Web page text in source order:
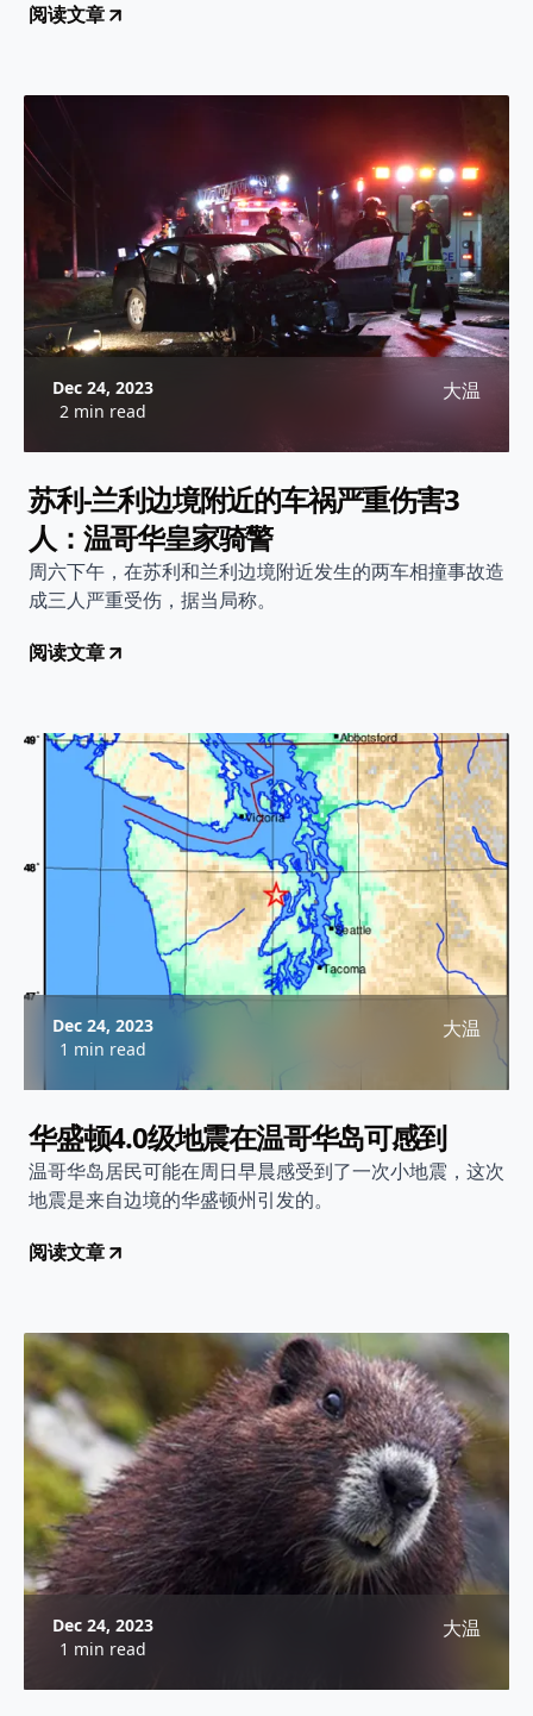
阅读文章
Dec 24, 2023
2 min read
大温
苏利-兰利边境附近的车祸严重伤害3
人：温哥华皇家骑警
周六下午，在苏利和兰利边境附近发生的两车相撞事故造
成三人严重受伤，据当局称。
阅读文章
Dec 24, 2023
1 min read
大温
华盛顿4.0级地震在温哥华岛可感到
温哥华岛居民可能在周日早晨感受到了一次小地震，这次
地震是来自边境的华盛顿州引发的。
阅读文章
Dec 24, 2023
1 min read
大温